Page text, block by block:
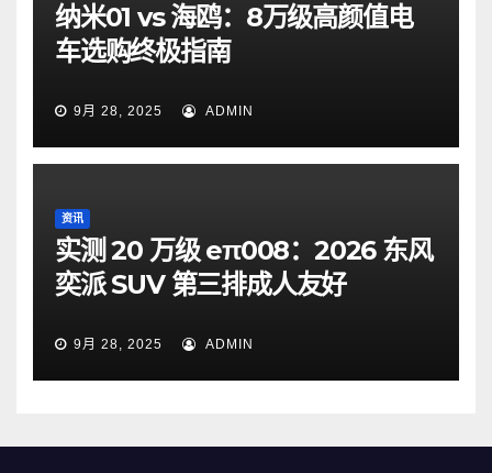
纳米01 vs 海鸥：8万级高颜值电
车选购终极指南
9月 28, 2025 ADMIN
资讯
实测 20 万级 eπ008：2026 东风
奕派 SUV 第三排成人友好
9月 28, 2025 ADMIN